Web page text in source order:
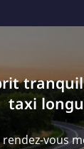
taxi
rendez-vous